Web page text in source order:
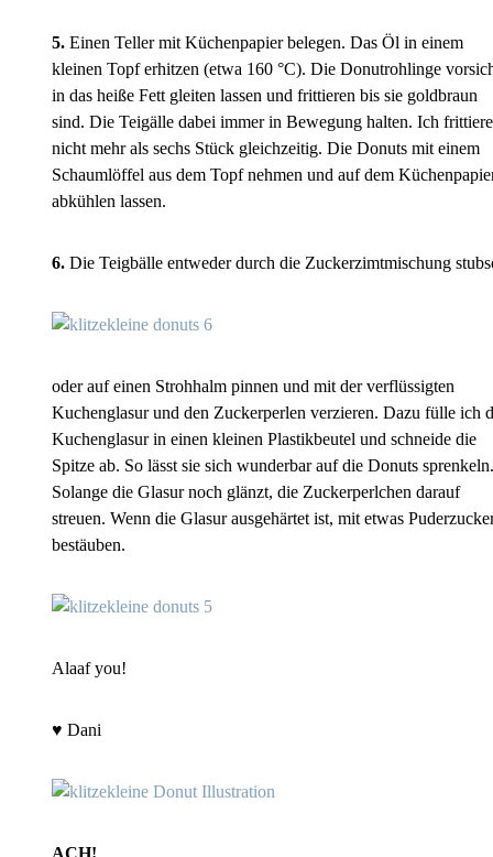
5. Einen Teller mit Küchenpapier belegen. Das Öl in einem
kleinen Topf erhitzen (etwa 160 °C). Die Donutrohlinge
in das heiße Fett gleiten lassen und frittieren bis sie goldbraun
sind. Die Teigälle dabei immer in Bewegung halten. Ich frittiere
nicht mehr als sechs Stück gleichzeitig. Die Donuts mit einem
Schaumlöffel aus dem Topf nehmen und auf dem
abkühlen lassen.
6. Die Teigbälle entweder durch die Zuckerzimtmischung
oder auf einen Strohhalm pinnen und mit der verflüssigten
Kuchenglasur und den Zuckerperlen verzieren. Dazu fülle ich
Kuchenglasur in einen kleinen Plastikbeutel und schneide die
Spitze ab. So lässt sie sich wunderbar auf die Donuts
Solange die Glasur noch glänzt, die Zuckerperlchen darauf
streuen. Wenn die Glasur ausgehärtet ist, mit etwas
bestäuben.
Alaaf you!
♥ Dani
ACH!